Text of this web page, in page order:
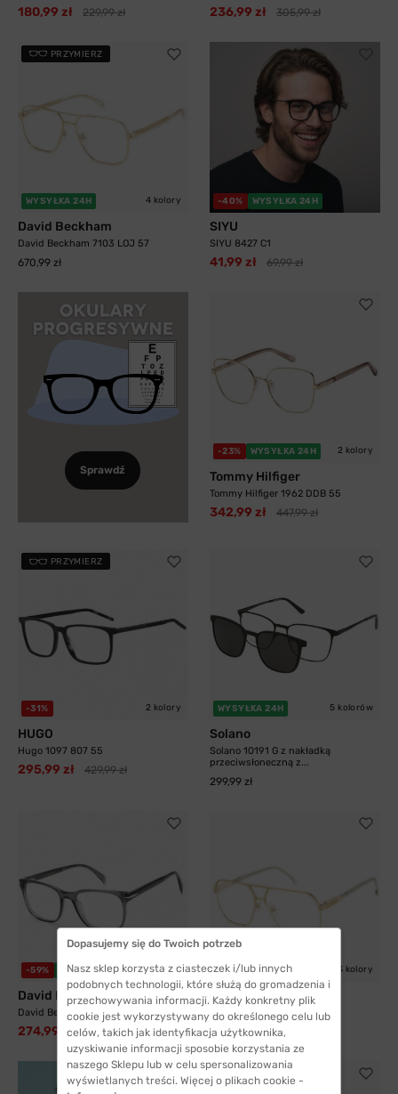
180,99 zł 229,99 zł 236,99 zł 305,99 zł
PRZYMIERZ
WYSYŁKA 24H 4 kolory
David Beckham
David Beckham 7103 LOJ 57
670,99 zł
-40% WYSYŁKA 24H
SIYU
SIYU 8427 C1
41,99 zł 69,99 zł
Sprawdź
-23% WYSYŁKA 24H 2 kolory
Tommy Hilfiger
Tommy Hilfiger 1962 DDB 55
342,99 zł 447,99 zł
PRZYMIERZ
-31% 2 kolory
HUGO
Hugo 1097 807 55
295,99 zł 429,99 zł
WYSYŁKA 24H 5 kolorów
Solano
Solano 10191 G z nakładką
przeciwsłoneczną z...
299,99 zł
-59% WYSYŁKA 24H
David Beckham
David Beckham 1083 KB7 52
274,99 zł 676,99 zł
-33% WYSYŁKA 24H 3 kolory
Carrera
Carrera 1135 J5G 60
408,99 zł 609,99 zł
Dopasujemy się do Twoich potrzeb
Nasz sklep korzysta z ciasteczek i/lub innych
podobnych technologii, które służą do gromadzenia i
przechowywania informacji. Każdy konkretny plik
cookie jest wykorzystywany do określonego celu lub
celów, takich jak identyfikacja użytkownika,
uzyskiwanie informacji sposobie korzystania ze
naszego Sklepu lub w celu spersonalizowania
wyświetlanych treści. Więcej o plikach cookie -